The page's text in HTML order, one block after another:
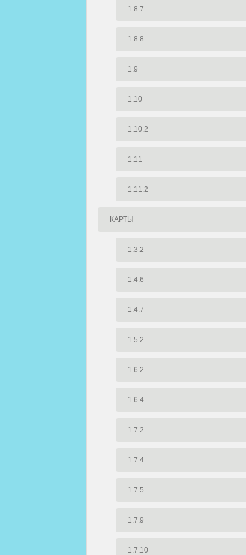
1.8.7
1.8.8
1.9
1.10
1.10.2
1.11
1.11.2
КАРТЫ
1.3.2
1.4.6
1.4.7
1.5.2
1.6.2
1.6.4
1.7.2
1.7.4
1.7.5
1.7.9
1.7.10